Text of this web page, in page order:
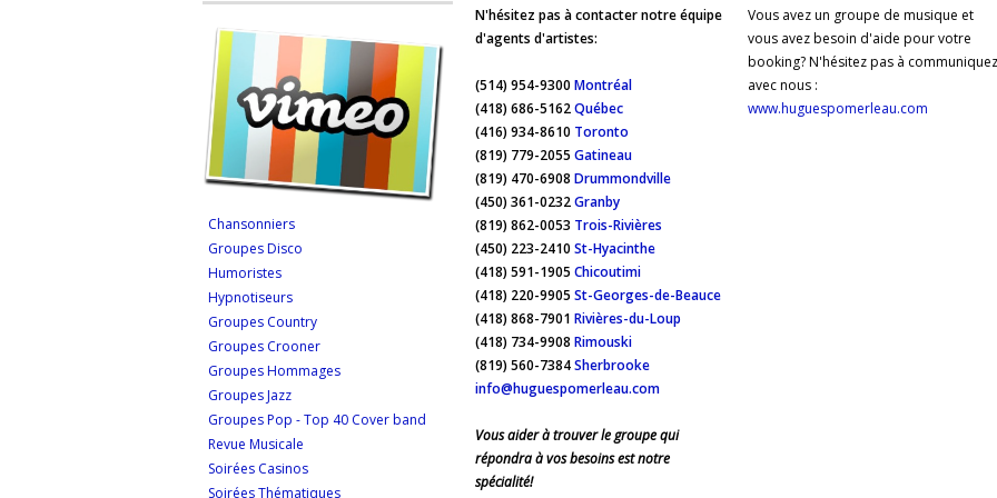
Chansonniers
Groupes Disco
Humoristes
Hypnotiseurs
Groupes Country
Groupes Crooner
Groupes Hommages
Groupes Jazz
Groupes Pop - Top 40 Cover band
Revue Musicale
Soirées Casinos
Soirées Thématiques
N'hésitez pas à contacter notre équipe
d'agents d'artistes:
(514) 954-9300 Montréal
(418) 686-5162Québec
(416) 934-8610 Toronto
(819) 779-2055 Gatineau
(819) 470-6908 Drummondville
(450) 361-0232Granby
(819) 862-0053 Trois-Rivières
(450) 223-2410 St-Hyacinthe
(418) 591-1905 Chicoutimi
(418) 220-9905 St-Georges-de-Beauce
(418) 868-7901 Rivières-du-Loup
(418) 734-9908 Rimouski
(819) 560-7384Sherbrooke
info@huguespomerleau.com
Vous aider à trouver le groupe qui
répondra à vos besoins est notre
spécialité!
Vous avez un groupe de musique et
vous avez besoin d'aide pour votre
booking? N'hésitez pas à communiquez
avec nous :
www.huguespomerleau.com